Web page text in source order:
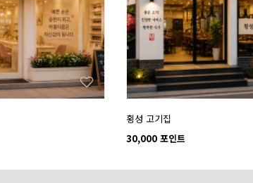
횡성 고기집
30,000 포인트